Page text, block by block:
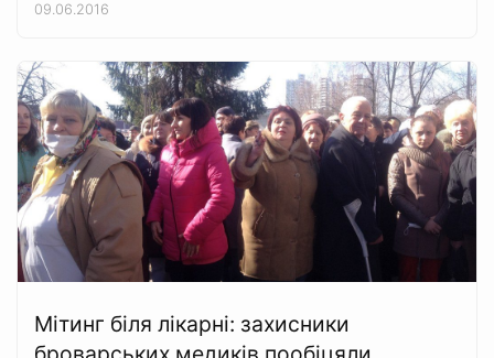
09.06.2016
Мітинг біля лікарні: захисники